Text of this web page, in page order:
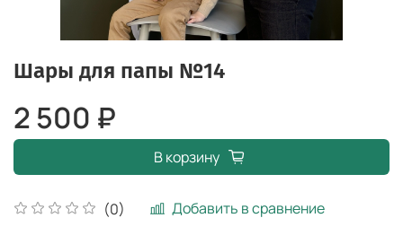
Шары для папы №14
(0) Добавить в сравнение
2 500 ₽
В корзину